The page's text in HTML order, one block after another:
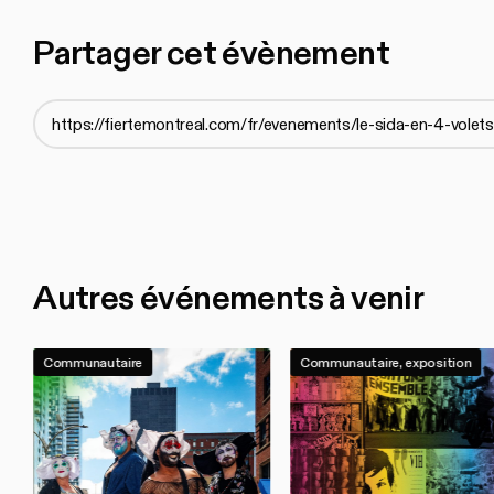
Partager cet évènement
Autres événements à venir
Communautaire Communautaire, exposition